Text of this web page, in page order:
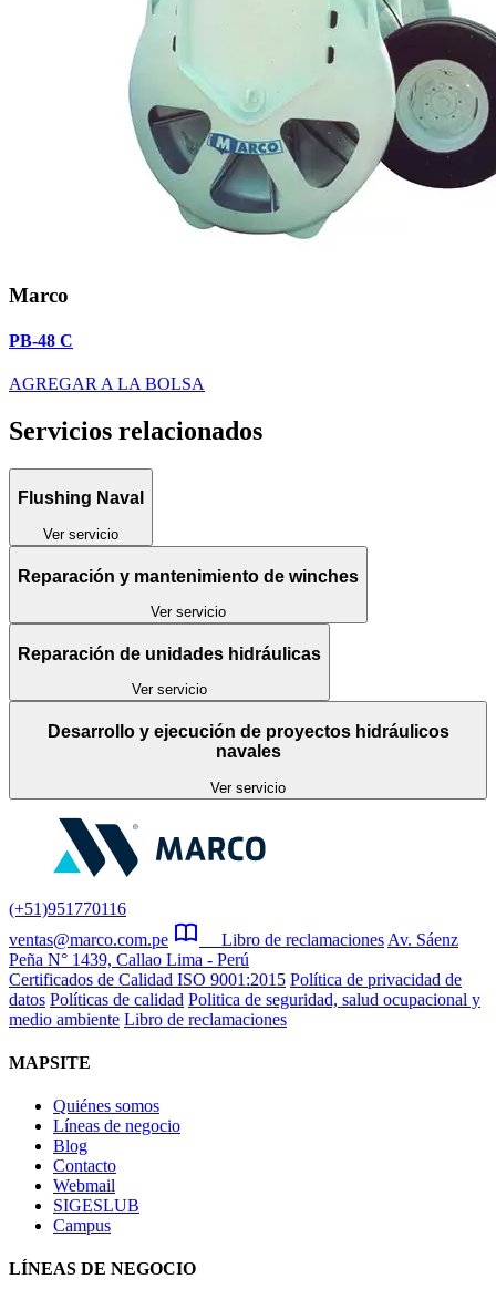
Marco
PB-48 C
AGREGAR A LA BOLSA
Servicios relacionados
Flushing Naval
Ver servicio
Reparación y mantenimiento de winches
Ver servicio
Reparación de unidades hidráulicas
Ver servicio
Desarrollo y ejecución de proyectos hidráulicos
navales
Ver servicio
(+51)951770116
ventas@marco.com.pe
Libro de reclamaciones Av. Sáenz
Peña N° 1439, Callao Lima - Perú
Certificados de Calidad ISO 9001:2015 Política de privacidad de
datos Políticas de calidad Politica de seguridad, salud ocupacional y
medio ambiente Libro de reclamaciones
MAPSITE
Quiénes somos
Líneas de negocio
Blog
Contacto
Webmail
SIGESLUB
Campus
LÍNEAS DE NEGOCIO